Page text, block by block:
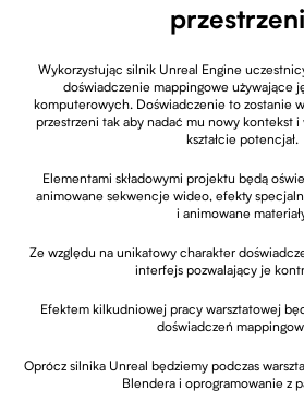
Wykorzystując silnik Unreal Engine
doświadczenie mappingowe używające
komputerowych. Doświadczenie to zostanie
przestrzeni tak aby nadać mu nowy kontekst
kształcie potencjał.
Elementami składowymi projektu będą
animowane sekwencje wideo, efekty
i animowane
Ze względu na unikatowy charakter
interfejs pozwalający je
Efektem kilkudniowej pracy warsztatowej
doświadczeń
Oprócz silnika Unreal będziemy podczas
Blendera i oprogramowanie z